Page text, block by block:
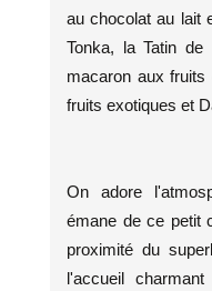
au chocolat au lait
Tonka, la Tatin
macaron aux
fruits exotiques et
On adore
émane de ce petit
proximité du
l'accueil